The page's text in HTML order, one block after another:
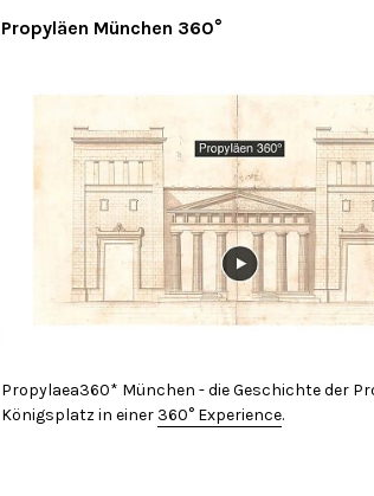
Propyläen München 360°
Propylaea360* München - die Geschichte der
Königsplatz in einer 360° Experience.